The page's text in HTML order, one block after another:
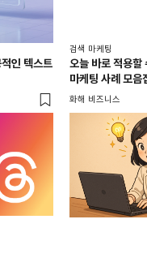
인 텍스트
검색 마케팅
오늘 바로 적용할
마케팅 사례 모음
화해 비즈니스